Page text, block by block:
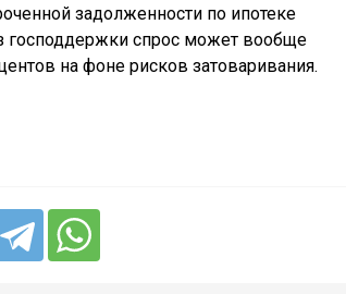
задолженности по ипотеке
господдержки спрос может вообще
на фоне рисков затоваривания.